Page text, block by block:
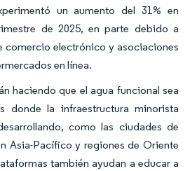
un aumento del 31% en
de 2025, en parte debido a
comercio electrónico y asociaciones
en línea.
haciendo que el agua funcional sea
donde la infraestructura minorista
como las ciudades de
Asia-Pacífico y regiones de Oriente
también ayudan a educar a